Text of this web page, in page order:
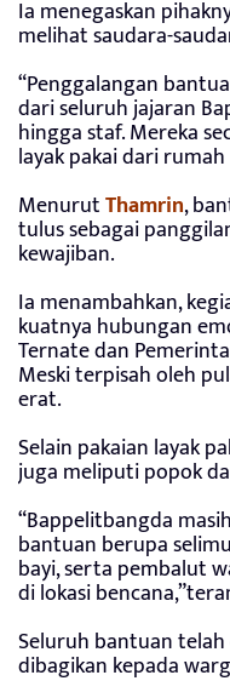
Ia menegaskan
melihat saudara-
“Penggalangan
dari seluruh jajaran
hingga staf. Mereka
layak pakai dari
MenurutThamrin,
tulus sebagai
kewajiban.
Ia menambahkan,
kuatnya hubungan
Ternate dan
Meski terpisah oleh
erat.
Selain pakaian layak
juga meliputi popok
“Bappelitbangda
bantuan berupa
bayi, serta pembalut
di lokasi
Seluruh bantuan
dibagikan kepada